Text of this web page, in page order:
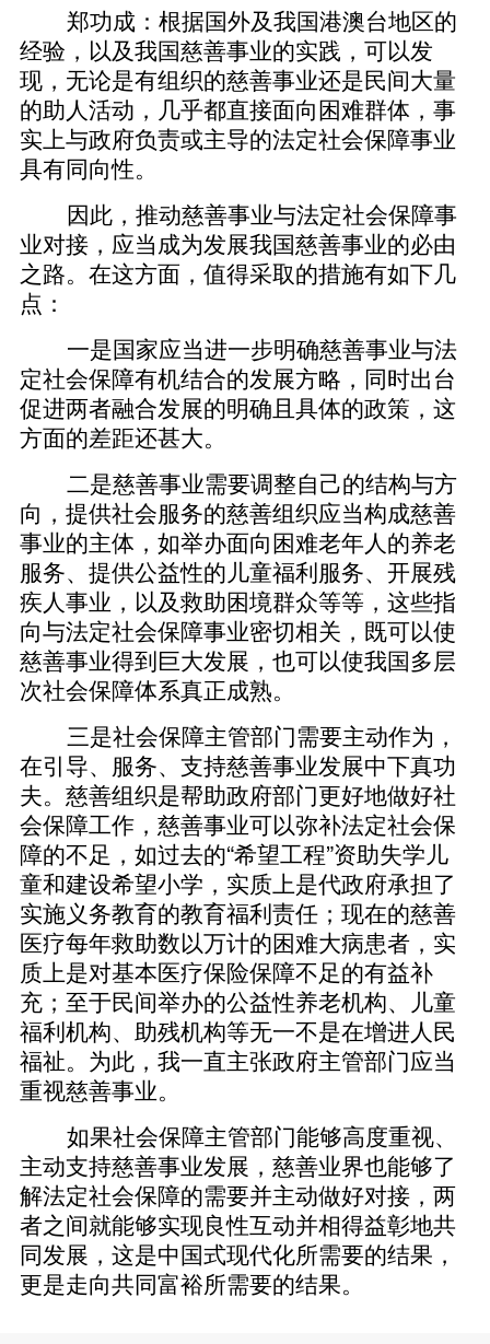
郑功成：根据国外及我国港澳台地区的
经验，以及我国慈善事业的实践，可以发
现，无论是有组织的慈善事业还是民间大量
的助人活动，几乎都直接面向困难群体，事
实上与政府负责或主导的法定社会保障事业
具有同向性。
因此，推动慈善事业与法定社会保障事
业对接，应当成为发展我国慈善事业的必由
之路。在这方面，值得采取的措施有如下几
点：
一是国家应当进一步明确慈善事业与法
定社会保障有机结合的发展方略，同时出台
促进两者融合发展的明确且具体的政策，这
方面的差距还甚大。
二是慈善事业需要调整自己的结构与方
向，提供社会服务的慈善组织应当构成慈善
事业的主体，如举办面向困难老年人的养老
服务、提供公益性的儿童福利服务、开展残
疾人事业，以及救助困境群众等等，这些指
向与法定社会保障事业密切相关，既可以使
慈善事业得到巨大发展，也可以使我国多层
次社会保障体系真正成熟。
三是社会保障主管部门需要主动作为，
在引导、服务、支持慈善事业发展中下真功
夫。慈善组织是帮助政府部门更好地做好社
会保障工作，慈善事业可以弥补法定社会保
障的不足，如过去的“希望工程”资助失学儿
童和建设希望小学，实质上是代政府承担了
实施义务教育的教育福利责任；现在的慈善
医疗每年救助数以万计的困难大病患者，实
质上是对基本医疗保险保障不足的有益补
充；至于民间举办的公益性养老机构、儿童
福利机构、助残机构等无一不是在增进人民
福祉。为此，我一直主张政府主管部门应当
重视慈善事业。
如果社会保障主管部门能够高度重视、
主动支持慈善事业发展，慈善业界也能够了
解法定社会保障的需要并主动做好对接，两
者之间就能够实现良性互动并相得益彰地共
同发展，这是中国式现代化所需要的结果，
更是走向共同富裕所需要的结果。